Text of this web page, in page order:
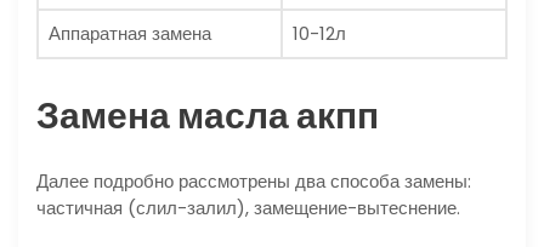
Аппаратная замена
10-12л
Замена масла акпп
Далее подробно рассмотрены два способа замены:
частичная (слил-залил), замещение-вытеснение.